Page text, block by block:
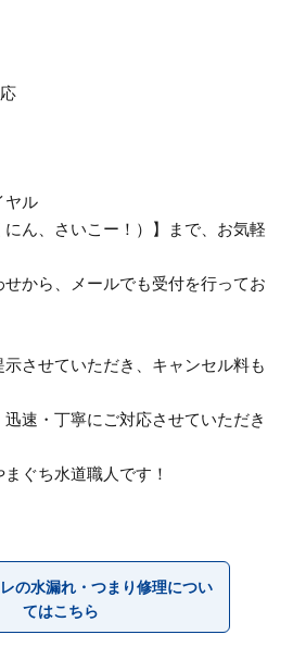
ヤル
にん、さいこー！）】まで、お気軽
から、メールでも受付を行ってお
させていただき、キャンセル料も
速・丁寧にご対応させていただき
ぐち水道職人です！
の水漏れ・つまり修理につい
てはこちら